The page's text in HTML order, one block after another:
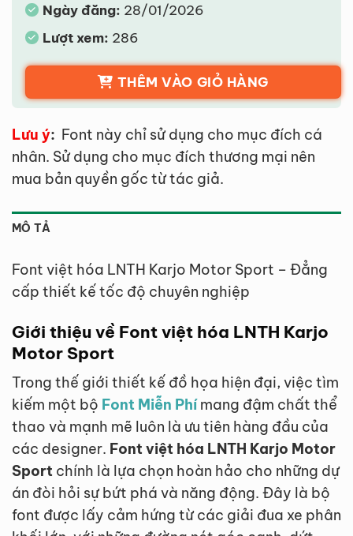
Ngày đăng: 28/01/2026
Lượt xem: 286
THÊM VÀO GIỎ HÀNG
Lưu ý: Font này chỉ sử dụng cho mục đích cá
nhân. Sử dụng cho mục đích thương mại nên
mua bản quyền gốc từ tác giả.
MÔ TẢ
Font việt hóa LNTH Karjo Motor Sport – Đẳng
cấp thiết kế tốc độ chuyên nghiệp
Giới thiệu về Font việt hóa LNTH Karjo
Motor Sport
Trong thế giới thiết kế đồ họa hiện đại, việc tìm
kiếm một bộ Font Miễn Phímang đậm chất thể
thao và mạnh mẽ luôn là ưu tiên hàng đầu của
các designer. Font việt hóa LNTH Karjo Motor
Sport chính là lựa chọn hoàn hảo cho những dự
án đòi hỏi sự bứt phá và năng động. Đây là bộ
font được lấy cảm hứng từ các giải đua xe phân